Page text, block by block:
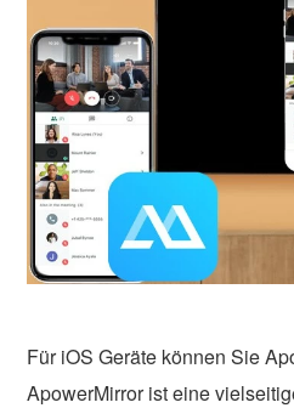
Für iOS Geräte können Sie
ApowerMirror ist eine